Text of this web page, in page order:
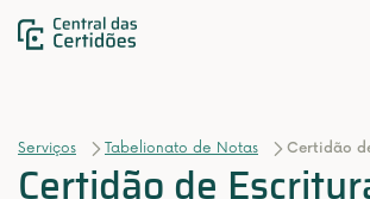
Serviços Tabelionato de Notas Certidão
Certidão de